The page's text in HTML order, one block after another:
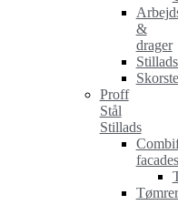
&
drager
Proff
Stål
Stillads